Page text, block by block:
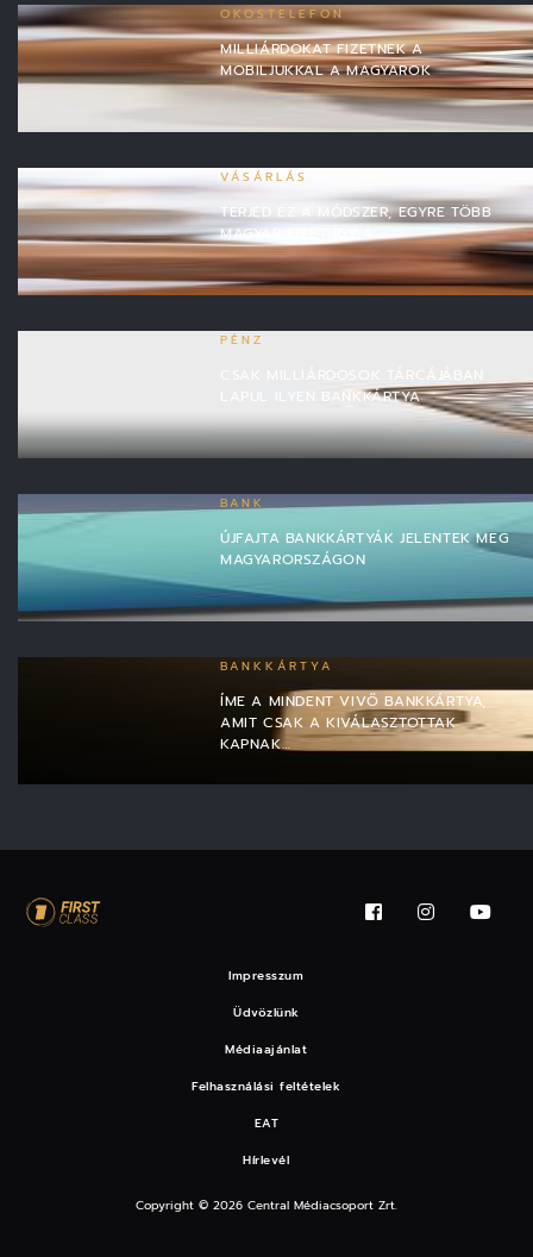
OKOSTELEFON
MILLIÁRDOKAT FIZETNEK A
MOBILJUKKAL A MAGYAROK
VÁSÁRLÁS
TERJED EZ A MÓDSZER, EGYRE TÖBB
MAGYAR FIZET ÍGY A…
PÉNZ
CSAK MILLIÁRDOSOK TÁRCÁJÁBAN
LAPUL ILYEN BANKKÁRTYA
BANK
ÚJFAJTA BANKKÁRTYÁK JELENTEK MEG
MAGYARORSZÁGON
BANKKÁRTYA
ÍME A MINDENT VIVŐ BANKKÁRTYA,
AMIT CSAK A KIVÁLASZTOTTAK
KAPNAK…
Impresszum
Üdvözlünk
Médiaajánlat
Felhasználási feltételek
EAT
Hírlevél
Copyright © 2026 Central Médiacsoport Zrt.